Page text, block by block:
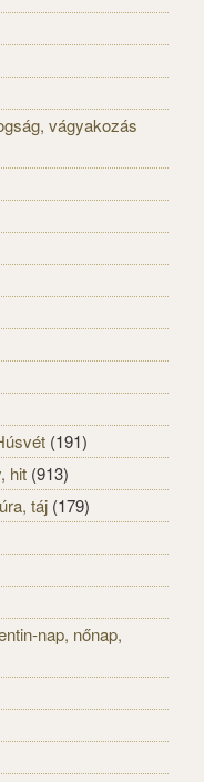
vágyakozás
(191)
hit (913)
táj (179)
nap, nőnap,